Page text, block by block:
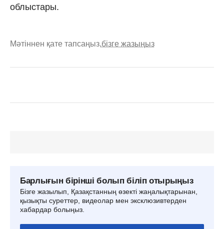
облыстары.
Мәтіннен қате тапсаңыз,бізге жазыңыз
Барлығын бірінші болып біліп отырыңыз
Бізге жазылып, Қазақстанның өзекті жаңалықтарынан,
қызықты суреттер, видеолар мен эксклюзивтерден
хабардар болыңыз.